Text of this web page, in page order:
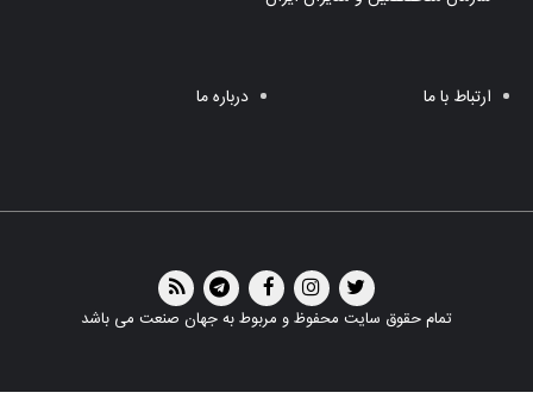
ارتباط با ما درباره ما
تمام حقوق سایت محفوظ و مربوط به جهان صنعت می باشد